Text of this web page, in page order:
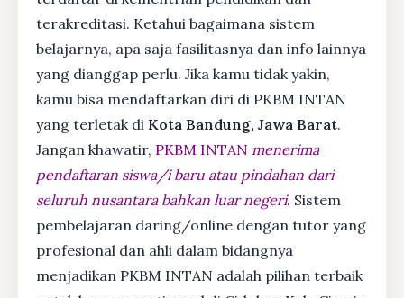
terakreditasi. Ketahui bagaimana sistem
belajarnya, apa saja fasilitasnya dan info lainnya
yang dianggap perlu. Jika kamu tidak yakin,
kamu bisa mendaftarkan diri di PKBM INTAN
yang terletak di Kota Bandung, Jawa Barat.
Jangan khawatir, PKBM INTAN menerima
pendaftaran siswa/i baru atau pindahan dari
seluruh nusantara bahkan luar negeri. Sistem
pembelajaran daring/online dengan tutor yang
profesional dan ahli dalam bidangnya
menjadikan PKBM INTAN adalah pilihan terbaik